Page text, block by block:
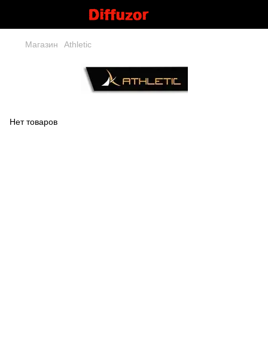
Магазин Athletic
Нет товаров